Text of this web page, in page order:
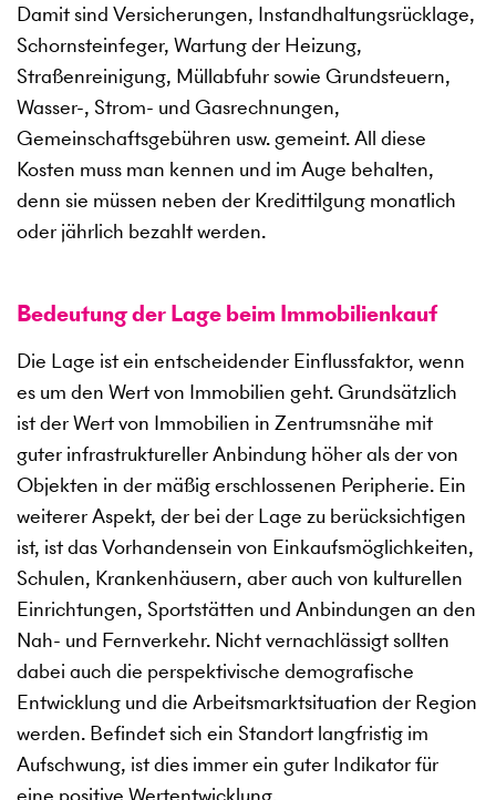
Damit sind Versicherungen, Instandhaltungsrücklage,
Schornsteinfeger, Wartung der Heizung,
Straßenreinigung, Müllabfuhr sowie Grundsteuern,
Wasser-, Strom- und Gasrechnungen,
Gemeinschaftsgebühren usw. gemeint. All diese
Kosten muss man kennen und im Auge behalten,
denn sie müssen neben der Kredittilgung monatlich
oder jährlich bezahlt werden.
Bedeutung der Lage beim Immobilienkauf
Die Lage ist ein entscheidender Einflussfaktor, wenn
es um den Wert von Immobilien geht. Grundsätzlich
ist der Wert von Immobilien in Zentrumsnähe mit
guter infrastruktureller Anbindung höher als der von
Objekten in der mäßig erschlossenen Peripherie. Ein
weiterer Aspekt, der bei der Lage zu berücksichtigen
ist, ist das Vorhandensein von Einkaufsmöglichkeiten,
Schulen, Krankenhäusern, aber auch von kulturellen
Einrichtungen, Sportstätten und Anbindungen an den
Nah- und Fernverkehr. Nicht vernachlässigt sollten
dabei auch die perspektivische demografische
Entwicklung und die Arbeitsmarktsituation der Region
werden. Befindet sich ein Standort langfristig im
Aufschwung, ist dies immer ein guter Indikator für